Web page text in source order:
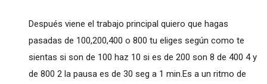
Después viene el trabajo principal quiero que hagas
pasadas de 100,200,400 o 800 tu eliges según como te
sientas si son de 100 haz 10 si es de 200 son 8 de 400 4 y
de 800 2 la pausa es de 30 seg a 1 min.Es a un ritmo de